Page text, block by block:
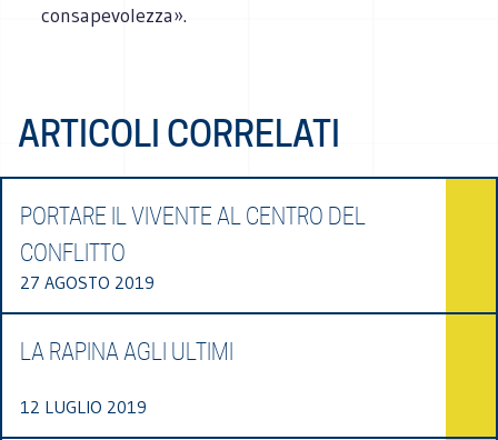
consapevolezza».
ARTICOLI CORRELATI
PORTARE IL VIVENTE AL CENTRO DEL
CONFLITTO
27 AGOSTO 2019
LA RAPINA AGLI ULTIMI
12 LUGLIO 2019